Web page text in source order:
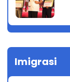
Imigrasi